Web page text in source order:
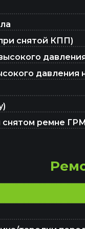
снятой КПП)
давления
снятом ремне